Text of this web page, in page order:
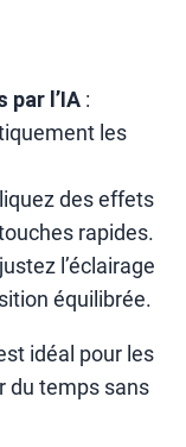
par l’IA :
les
des effets
rapides.
l’éclairage
équilibrée.
idéal pour les
du temps sans